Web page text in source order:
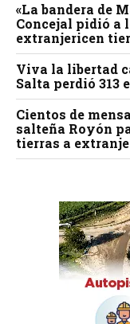
«La bandera de
Concejal pidió a
extranjericen
Viva la libertad
Salta perdió 313
Cientos de
salteña Royón
tierras a